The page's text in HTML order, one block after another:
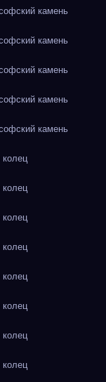
камень
камень
камень
камень
камень